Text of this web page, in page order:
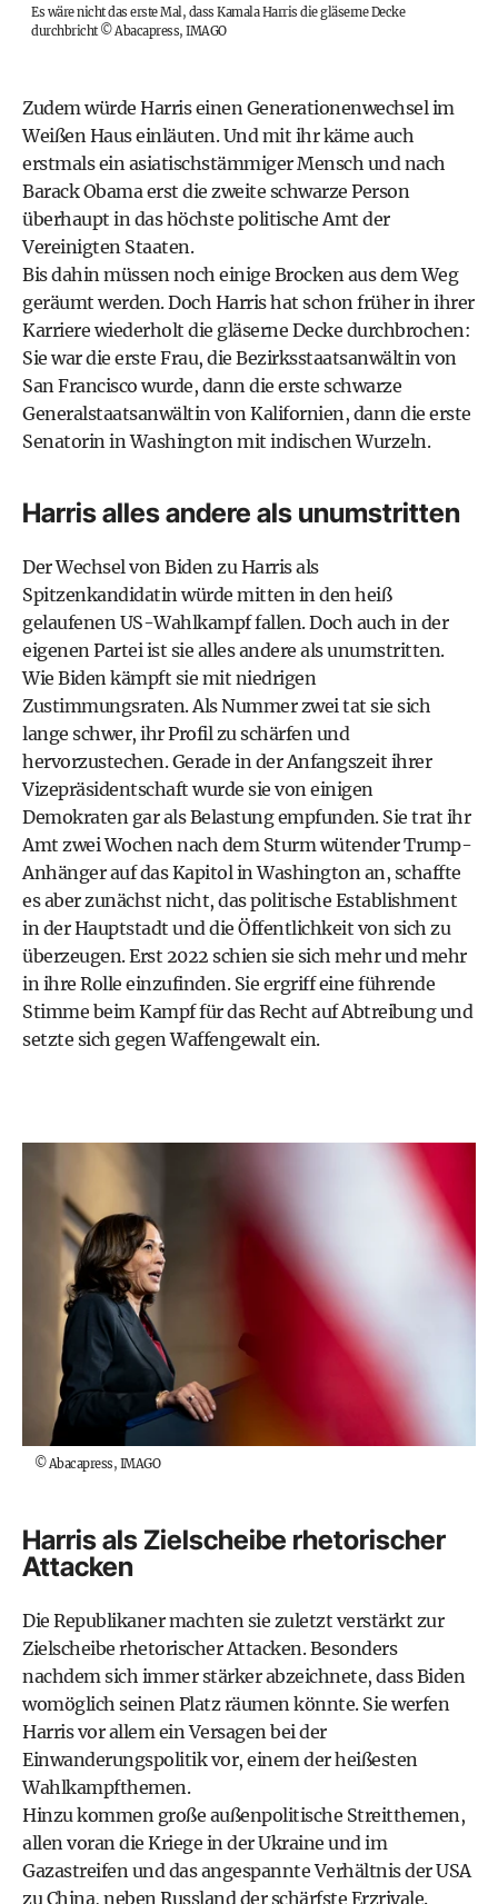
Es wäre nicht das erste Mal, dass Kamala Harris die gläserne Decke
durchbricht©Abacapress, IMAGO
Zudem würde Harris einen Generationenwechsel im
Weißen Haus einläuten. Und mit ihr käme auch
erstmals ein asiatischstämmiger Mensch und nach
Barack Obama erst die zweite schwarze Person
überhaupt in das höchste politische Amt der
Vereinigten Staaten.
Bis dahin müssen noch einige Brocken aus dem Weg
geräumt werden. Doch Harris hat schon früher in ihrer
Karriere wiederholt die gläserne Decke durchbrochen:
Sie war die erste Frau, die Bezirksstaatsanwältin von
San Francisco wurde, dann die erste schwarze
Generalstaatsanwältin von Kalifornien, dann die erste
Senatorin in Washington mit indischen Wurzeln.
Harris alles andere als unumstritten
Der Wechsel von Biden zu Harris als
Spitzenkandidatin würde mitten in den heiß
gelaufenenUS-Wahlkampffallen. Doch auch in der
eigenen Partei ist sie alles andere als unumstritten.
Wie Biden kämpft sie mit niedrigen
Zustimmungsraten. Als Nummer zwei tat sie sich
lange schwer, ihr Profil zu schärfen und
hervorzustechen. Gerade in der Anfangszeit ihrer
Vizepräsidentschaft wurde sie von einigen
Demokraten gar als Belastung empfunden. Sie trat ihr
Amt zwei Wochen nach dem Sturm wütender Trump-
Anhänger auf das Kapitol in Washington an, schaffte
es aber zunächst nicht, das politische Establishment
in der Hauptstadt und die Öffentlichkeit von sich zu
überzeugen. Erst 2022 schien sie sich mehr und mehr
in ihre Rolle einzufinden. Sie ergriff eine führende
Stimme beim Kampf für das Recht auf Abtreibung und
setzte sich gegen Waffengewalt ein.
©Abacapress, IMAGO
Harris als Zielscheibe rhetorischer
Attacken
Die Republikaner machten sie zuletzt verstärkt zur
Zielscheibe rhetorischer Attacken. Besonders
nachdem sich immer stärker abzeichnete, dass Biden
womöglich seinen Platz räumen könnte. Sie werfen
Harris vor allem ein Versagen bei der
Einwanderungspolitik vor, einem der heißesten
Wahlkampfthemen.
Hinzu kommen große außenpolitische Streitthemen,
allen voran die Kriege in der Ukraine und im
Gazastreifen und das angespannte Verhältnis der USA
zu China, neben Russland der schärfste Erzrivale.